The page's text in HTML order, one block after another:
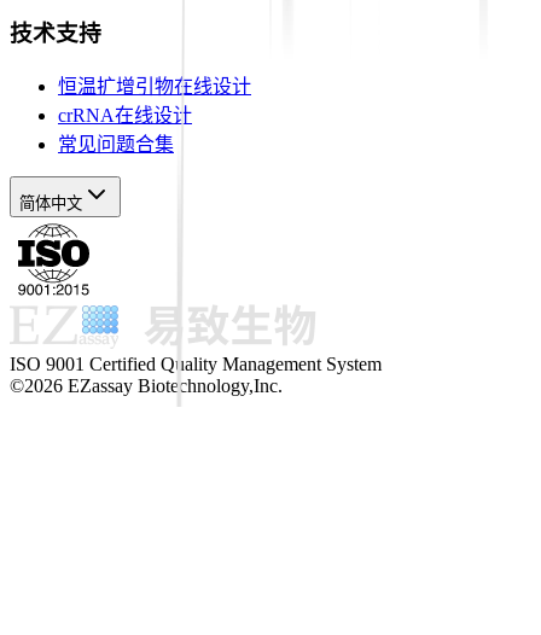
技术支持
恒温扩增引物在线设计
crRNA在线设计
常见问题合集
简体中文
ISO 9001 Certified Quality Management System
©2026 EZassay Biotechnology,Inc.